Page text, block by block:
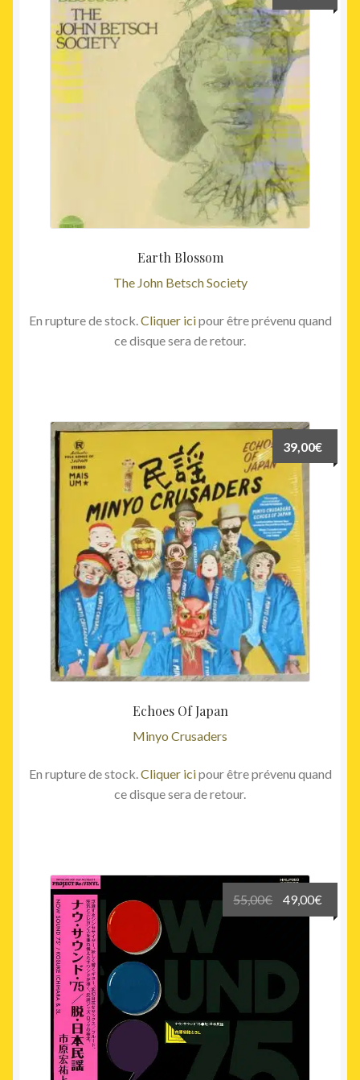
Earth Blossom
The John Betsch Society
En rupture de stock.Cliquer icipour être prévenu quand
ce disque sera de retour.
Echoes Of Japan
Minyo Crusaders
39,00€
En rupture de stock.Cliquer icipour être prévenu quand
ce disque sera de retour.
55,00€
Le
prix
était :
55,00€.
49,00€
prix